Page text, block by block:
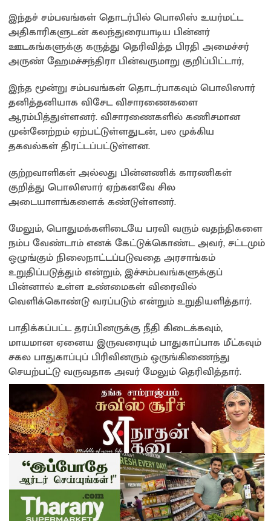
​இந்தச் சம்பவங்கள் தொடர்பில் பொலிஸ் உயர்மட்ட
அதிகாரிகளுடன் கலந்துரையாடிய பின்னர்
ஊடகங்களுக்கு கருத்து தெரிவித்த பிரதி அமைச்சர்
அருண் ஹேமச்சந்திரா பின்வருமாறு குறிப்பிட்டார்,
​இந்த மூன்று சம்பவங்கள் தொடர்பாகவும் பொலிஸார்
தனித்தனியாக விசேட விசாரணைகளை
ஆரம்பித்துள்ளனர். விசாரணைகளில் கணிசமான
முன்னேற்றம் ஏற்பட்டுள்ளதுடன், பல முக்கிய
தகவல்கள் திரட்டப்பட்டுள்ளன.
குற்றவாளிகள் அல்லது பின்னணிக் காரணிகள்
குறித்து பொலிஸார் ஏற்கனவே சில
அடையாளங்களைக் கண்டுள்ளனர்.
மேலும், பொதுமக்களிடையே பரவி வரும் வதந்திகளை
நம்ப வேண்டாம் எனக் கேட்டுக்கொண்ட அவர், சட்டமும்
ஒழுங்கும் நிலைநாட்டப்படுவதை அரசாங்கம்
உறுதிப்படுத்தும் என்றும், இச்சம்பவங்களுக்குப்
பின்னால் உள்ள உண்மைகள் விரைவில்
வெளிக்கொண்டு வரப்படும் என்றும் உறுதியளித்தார்.
பாதிக்கப்பட்ட தரப்பினருக்கு நீதி கிடைக்கவும்,
மாயமான ஏனைய இருவரையும் பாதுகாப்பாக மீட்கவும்
சகல பாதுகாப்புப் பிரிவினரும் ஒருங்கிணைந்து
செயற்பட்டு வருவதாக அவர் மேலும் தெரிவித்தார்.